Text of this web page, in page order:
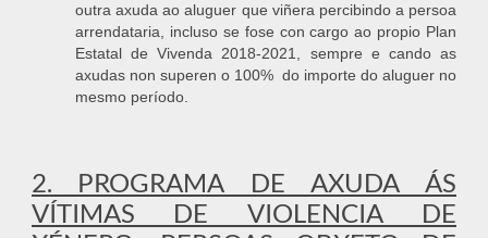
outra axuda ao aluguer que viñera percibindo a persoa
arrendataria, incluso se fose con cargo ao propio Plan
Estatal de Vivenda 2018-2021, sempre e cando as
axudas non superen o 100% do importe do aluguer no
mesmo período.
2. PROGRAMA DE AXUDA ÁS
VÍTIMAS DE VIOLENCIA DE